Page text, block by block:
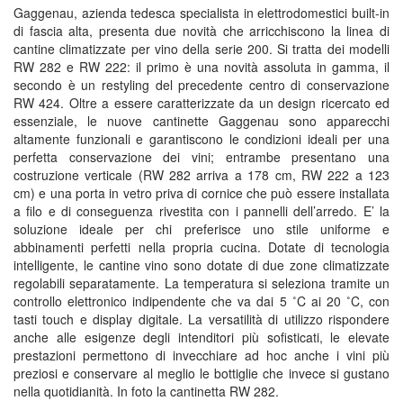
Gaggenau, azienda tedesca specialista in elettrodomestici built-in
di fascia alta, presenta due novità che arricchiscono la linea di
cantine climatizzate per vino della serie 200. Si tratta dei modelli
RW 282 e RW 222: il primo è una novità assoluta in gamma, il
secondo è un restyling del precedente centro di conservazione
RW 424. Oltre a essere caratterizzate da un design ricercato ed
essenziale, le nuove cantinette Gaggenau sono apparecchi
altamente funzionali e garantiscono le condizioni ideali per una
perfetta conservazione dei vini; entrambe presentano una
costruzione verticale (RW 282 arriva a 178 cm, RW 222 a 123
cm) e una porta in vetro priva di cornice che può essere installata
a filo e di conseguenza rivestita con i pannelli dell’arredo. E’ la
soluzione ideale per chi preferisce uno stile uniforme e
abbinamenti perfetti nella propria cucina. Dotate di tecnologia
intelligente, le cantine vino sono dotate di due zone climatizzate
regolabili separatamente. La temperatura si seleziona tramite un
controllo elettronico indipendente che va dai 5 ˚C ai 20 ˚C, con
tasti touch e display digitale. La versatilità di utilizzo rispondere
anche alle esigenze degli intenditori più sofisticati, le elevate
prestazioni permettono di invecchiare ad hoc anche i vini più
preziosi e conservare al meglio le bottiglie che invece si gustano
nella quotidianità. In foto la cantinetta RW 282.